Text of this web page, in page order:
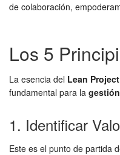
de colaboración,
Los 5
La esencia del Lean
fundamental para la
1. Identificar
Este es el punto de partida